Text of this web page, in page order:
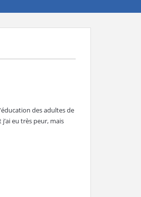
des adultes de
eu très peur, mais